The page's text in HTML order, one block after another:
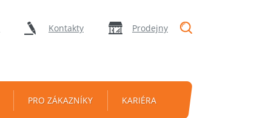
Kontakty Prodejny
PRO ZÁKAZNÍKY KARIÉRA